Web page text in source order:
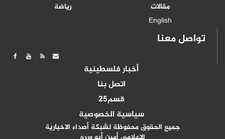
مقالات
رياضة
English
تواصل معنا
أخبار فلسطينية
اتصل بنا
قسم25
سياسية الخصوصية
جميع الحقوق محفوظة لشبكة أصداء الاخبارية